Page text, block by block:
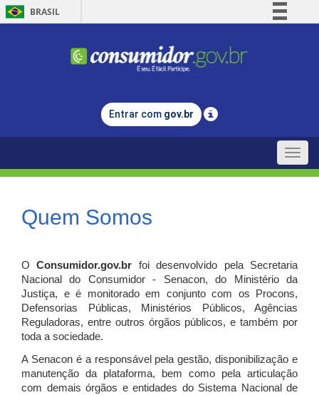
BRASIL
Comunica BR
Legislação
Entrar com gov.br
Toggle
Quem Somos
OConsumidor.gov.br
foi desenvolvido pela Secretaria
Nacional do Consumidor - Senacon, do Ministério da
Justiça, e é monitorado em conjunto com os Procons,
Defensorias Públicas, Ministérios Públicos, Agências
Reguladoras, entre outros órgãos públicos, e também por
toda a sociedade.
A Senacon é a responsável pela gestão, disponibilização e
manutenção da plataforma, bem como pela articulação
com demais órgãos e entidades do Sistema Nacional de